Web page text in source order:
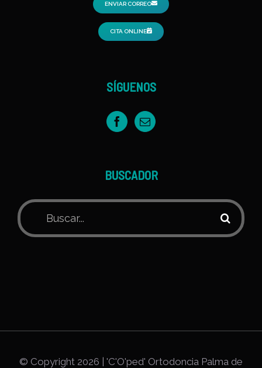
ENVIAR CORREO
CITA ONLINE
SÍGUENOS
BUSCADOR
© Copyright 2026 | 'C'O'ped' Ortodoncia Palma de